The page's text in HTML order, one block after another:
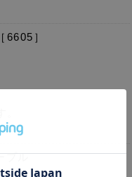
］
プル